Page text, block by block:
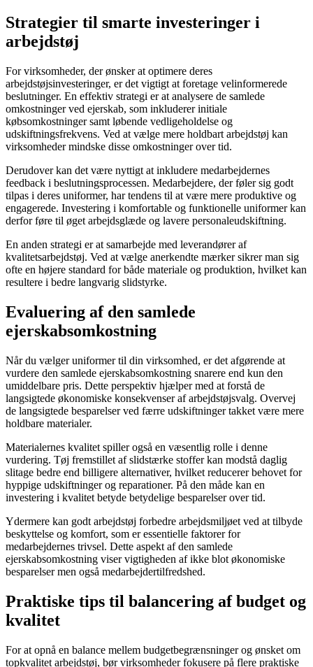
Strategier til smarte investeringer i
arbejdstøj
For virksomheder, der ønsker at optimere deres
arbejdstøjsinvesteringer, er det vigtigt at foretage velinformerede
beslutninger. En effektiv strategi er at analysere de samlede
omkostninger ved ejerskab, som inkluderer initiale
købsomkostninger samt løbende vedligeholdelse og
udskiftningsfrekvens. Ved at vælge mere holdbart arbejdstøj kan
virksomheder mindske disse omkostninger over tid.
Derudover kan det være nyttigt at inkludere medarbejdernes
feedback i beslutningsprocessen. Medarbejdere, der føler sig godt
tilpas i deres uniformer, har tendens til at være mere produktive og
engagerede. Investering i komfortable og funktionelle uniformer kan
derfor føre til øget arbejdsglæde og lavere personaleudskiftning.
En anden strategi er at samarbejde med leverandører af
kvalitetsarbejdstøj. Ved at vælge anerkendte mærker sikrer man sig
ofte en højere standard for både materiale og produktion, hvilket kan
resultere i bedre langvarig slidstyrke.
Evaluering af den samlede
ejerskabsomkostning
Når du vælger uniformer til din virksomhed, er det afgørende at
vurdere den samlede ejerskabsomkostning snarere end kun den
umiddelbare pris. Dette perspektiv hjælper med at forstå de
langsigtede økonomiske konsekvenser af arbejdstøjsvalg. Overvej
de langsigtede besparelser ved færre udskiftninger takket være mere
holdbare materialer.
Materialernes kvalitet spiller også en væsentlig rolle i denne
vurdering. Tøj fremstillet af slidstærke stoffer kan modstå daglig
slitage bedre end billigere alternativer, hvilket reducerer behovet for
hyppige udskiftninger og reparationer. På den måde kan en
investering i kvalitet betyde betydelige besparelser over tid.
Ydermere kan godt arbejdstøj forbedre arbejdsmiljøet ved at tilbyde
beskyttelse og komfort, som er essentielle faktorer for
medarbejdernes trivsel. Dette aspekt af den samlede
ejerskabsomkostning viser vigtigheden af ikke blot økonomiske
besparelser men også medarbejdertilfredshed.
Praktiske tips til balancering af budget og
kvalitet
For at opnå en balance mellem budgetbegrænsninger og ønsket om
topkvalitet arbejdstøj, bør virksomheder fokusere på flere praktiske